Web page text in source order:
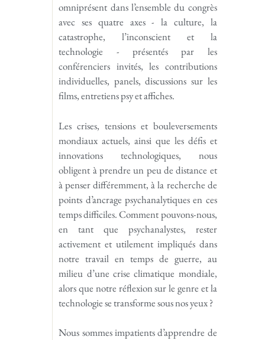
omniprésent dans l’ensemble du congrès
avec ses quatre axes - la culture, la
catastrophe, l’inconscient et la
technologie - présentés par les
conférenciers invités, les contributions
individuelles, panels, discussions sur les
films, entretiens psy et affiches.
Les crises, tensions et bouleversements
mondiaux actuels, ainsi que les défis et
innovations technologiques, nous
obligent à prendre un peu de distance et
à penser différemment, à la recherche de
points d’ancrage psychanalytiques en ces
temps difficiles. Comment pouvons-nous,
en tant que psychanalystes, rester
activement et utilement impliqués dans
notre travail en temps de guerre, au
milieu d’une crise climatique mondiale,
alors que notre réflexion sur le genre et la
technologie se transforme sous nos yeux ?
Nous sommes impatients d’apprendre de